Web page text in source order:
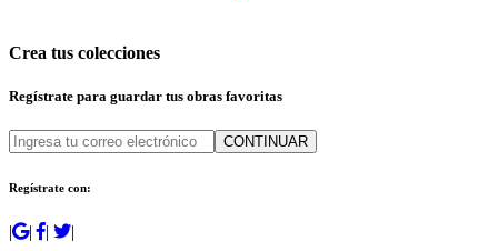
Crea tus colecciones
Regístrate para guardar tus obras favoritas
CONTINUAR
Regístrate con:
| | | |